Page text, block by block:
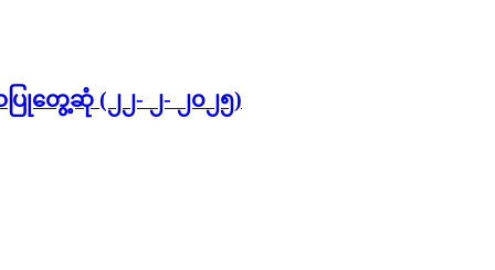
ပြုတွေ့ဆုံ (၂၂- ၂- ၂၀၂၅)